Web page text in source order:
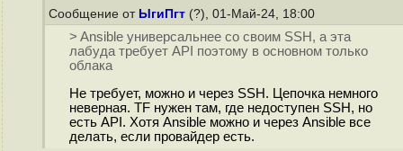
Сообщение от ЫгиПгт (?), 01-Май-24, 18:00
> Ansible универсальнее со своим SSH, а эта
лабуда требует API поэтому в основном только
облака
Не требует, можно и через SSH. Цепочка немного
неверная. TF нужен там, где недоступен SSH, но
есть API. Хотя Ansible можно и через Ansible все
делать, если провайдер есть.